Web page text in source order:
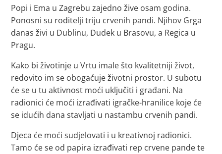
Popi i Ema u Zagrebu zajedno žive osam godina.
Ponosni su roditelji triju crvenih pandi. Njihov Grga
danas živi u Dublinu, Dudek u Brasovu, a Regica u
Pragu.
Kako bi životinje u Vrtu imale što kvalitetniji život,
redovito im se obogaćuje životni prostor. U subotu
će se u tu aktivnost moći uključiti i građani. Na
radionici će moći izrađivati igračke-hranilice koje će
se idućih dana stavljati u nastambu crvenih pandi.
Djeca će moći sudjelovati i u kreativnoj radionici.
Tamo će se od papira izrađivati rep crvene pande te